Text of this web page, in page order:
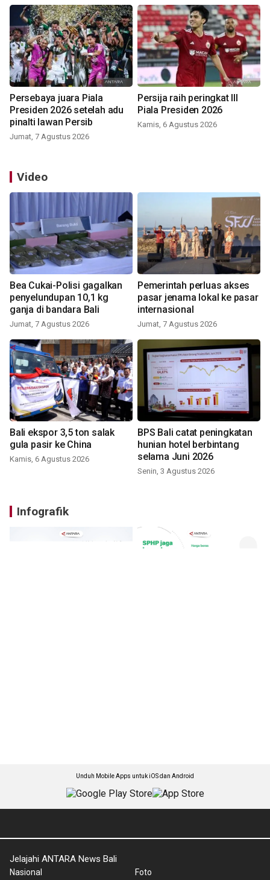
Persebaya juara Piala
Presiden 2026 setelah adu
pinalti lawan Persib
Jumat, 7 Agustus 2026
Persija raih peringkat III
Piala Presiden 2026
Kamis, 6 Agustus 2026
Video
Bea Cukai-Polisi gagalkan
penyelundupan 10,1 kg
ganja di bandara Bali
Jumat, 7 Agustus 2026
Pemerintah perluas akses
pasar jenama lokal ke pasar
internasional
Jumat, 7 Agustus 2026
Bali ekspor 3,5 ton salak
gula pasir ke China
Kamis, 6 Agustus 2026
BPS Bali catat peningkatan
hunian hotel berbintang
selama Juni 2026
Senin, 3 Agustus 2026
Infografik
Unduh Mobile Apps untuk iOS dan Android
Jelajahi ANTARA News Bali
Nasional Foto